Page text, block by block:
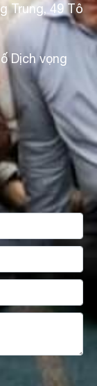
Trung, 49 Tô
Dịch vọng